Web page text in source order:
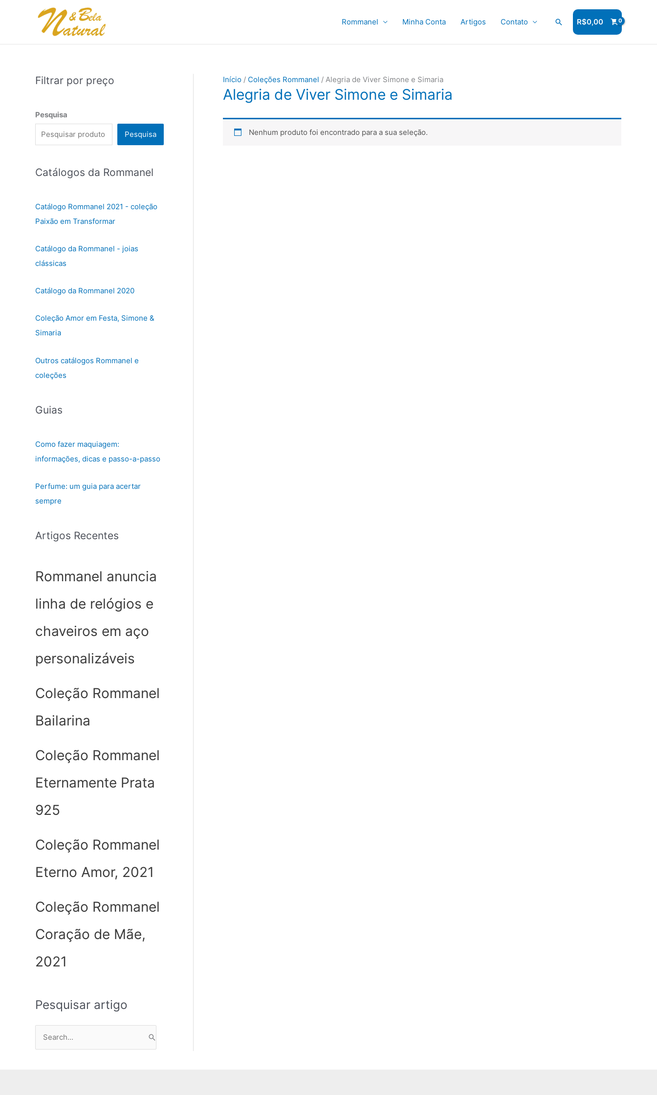
Rommanel Minha Conta Artigos Contato Pesquisar
R$0,00
Filtrar por preço
Pesquisa
Pesquisa
Catálogos da Rommanel
Catálogo Rommanel 2021 - coleção
Paixão em Transformar
Catálogo da Rommanel - joias
clássicas
Catálogo da Rommanel 2020
Coleção Amor em Festa, Simone &
Simaria
Outros catálogos Rommanel e
coleções
Guias
Como fazer maquiagem:
informações, dicas e passo-a-passo
Perfume: um guia para acertar
sempre
Artigos Recentes
Rommanel anuncia
linha de relógios e
chaveiros em aço
personalizáveis
Coleção Rommanel
Bailarina
Coleção Rommanel
Eternamente Prata
925
Coleção Rommanel
Eterno Amor, 2021
Coleção Rommanel
Coração de Mãe,
2021
Pesquisar artigo
Início / Coleções Rommanel / Alegria de Viver Simone e Simaria
Alegria de Viver Simone e Simaria
Nenhum produto foi encontrado para a sua seleção.